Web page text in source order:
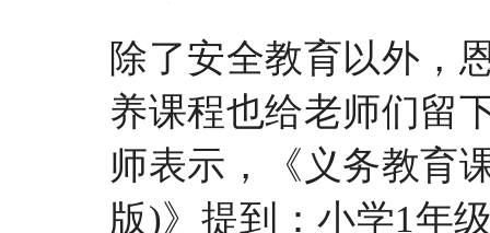
除了安全教育以外，
养课程也给老师们留
师表示，《义务教育
版)》提到：小学1年